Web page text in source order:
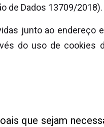
de Dados 13709/2018).
junto ao endereço
do uso de
que sejam